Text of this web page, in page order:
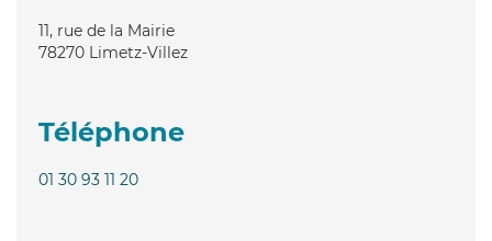
11, rue de la Mairie
78270 Limetz-Villez
Téléphone
01 30 93 11 20